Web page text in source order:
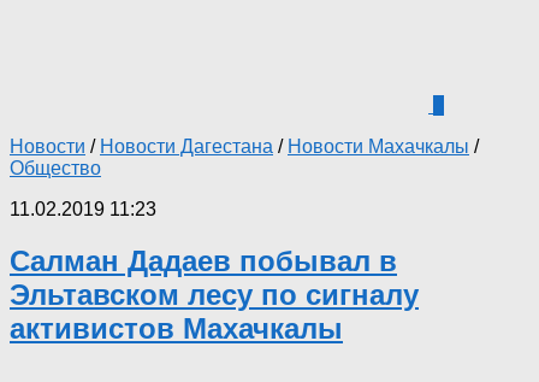
Новости / Новости Дагестана / Новости Махачкалы /
Общество
11.02.2019 11:23
Салман Дадаев побывал в
Эльтавском лесу по сигналу
активистов Махачкалы